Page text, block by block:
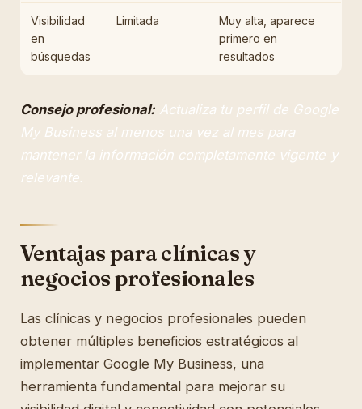
Visibilidad
en
búsquedas
Limitada
Muy alta, aparece
primero en
resultados
Consejo profesional: Actualiza tu perfil de Google
My Business al menos una vez al mes para
mantener la información completamente vigente y
relevante.
Ventajas para clínicas y
negocios profesionales
Las clínicas y negocios profesionales pueden
obtener múltiples beneficios estratégicos al
implementar Google My Business, una
herramienta fundamental para mejorar su